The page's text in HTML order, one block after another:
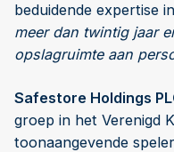
beduidende expertise
meer dan twintig jaar
opslagruimte aan
Safestore Holdings
groep in het Verenigd
toonaangevende